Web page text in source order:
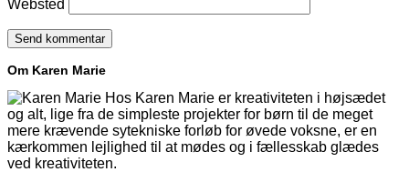
Websted
Om Karen Marie
Hos Karen Marie er kreativiteten i højsædet
og alt, lige fra de simpleste projekter for børn til de meget
mere krævende sytekniske forløb for øvede voksne, er en
kærkommen lejlighed til at mødes og i fællesskab glædes
ved kreativiteten.